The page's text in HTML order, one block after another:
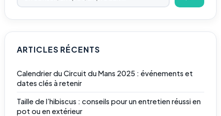
ARTICLES RÉCENTS
Calendrier du Circuit du Mans 2025 : événements et
dates clés à retenir
Taille de l’hibiscus : conseils pour un entretien réussi en
pot ou en extérieur